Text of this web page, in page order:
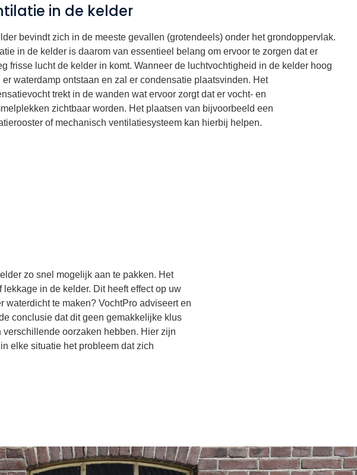
in de kelder
bevindt zich in de meeste gevallen (grotendeels) onder het grondoppervlak.
in de kelder is daarom van essentieel belang om ervoor te zorgen dat er
frisse lucht de kelder in komt. Wanneer de luchtvochtigheid in de kelder hoog
er waterdamp ontstaan en zal er condensatie plaatsvinden. Het
trekt in de wanden wat ervoor zorgt dat er vocht- en
zichtbaar worden. Het plaatsen van bijvoorbeeld een
of mechanisch ventilatiesysteem kan hierbij helpen.
zo snel mogelijk aan te pakken. Het
in de kelder. Dit heeft effect op uw
te maken? VochtPro adviseert en
conclusie dat dit geen gemakkelijke klus
oorzaken hebben. Hier zijn
elke situatie het probleem dat zich